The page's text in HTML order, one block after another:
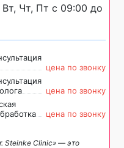
Чт, Пт с 09:00 до
цена по звонку
цена по звонку
цена по звонку
Steinke Clinic» — это